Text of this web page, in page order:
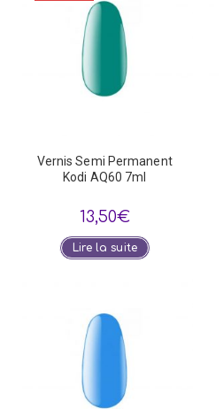
Vernis Semi Permanent
Kodi AQ60 7ml
13,50€
Lire la suite